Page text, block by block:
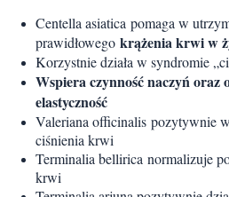
Centella asiatica pomaga w
prawidłowego krążenia krwi w
Korzystnie działa w syndromie
Wspiera czynność naczyń oraz
elastyczność
Valeriana officinalis pozytywnie
ciśnienia krwi
Terminalia bellirica normalizuje
krwi